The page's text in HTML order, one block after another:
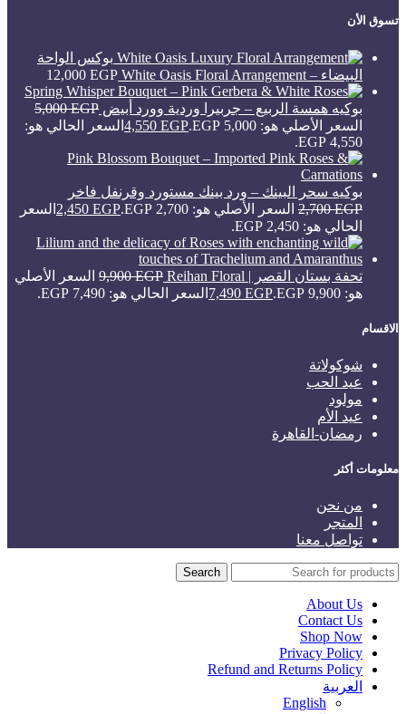
تسوق الأن
بوكس الواحة
البيضاء – White Oasis Floral Arrangement
12,000 EGP
بوكيه همسة الربيع – جربيرا وردية وورد أبيض 5,000EGP
السعر الأصلي هو: 5,000 EGP.
4,550 EGP
السعر الحالي هو:
4,550 EGP.
بوكيه سحر البينك – ورد بينك مستورد وقرنفل فاخر
2,700EGP السعر الأصلي هو: 2,700 EGP. 2,450 EGP
السعر
الحالي هو: 2,450 EGP.
تحفة بستان القصر | Reihan Floral 9,900EGP
السعر الأصلي
هو: 9,900 EGP.
7,490 EGP السعر الحالي هو: 7,490 EGP.
الاقسام
شوكولاتة
عيد الحب
مولود
عيد الأم
رمضان-القاهرة
معلومات أكثر
من نحن
المتجر
تواصل معنا
Search
About Us
Contact Us
Shop Now
Privacy Policy
Refund and Returns Policy
العربية
English